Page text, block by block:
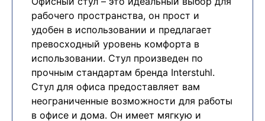
рабочего пространства, он прост и
удобен в использовании и предлагает
превосходный уровень комфорта в
использовании. Стул произведен по
прочным стандартам бренда Interstuhl.
Стул для офиса предоставляет вам
неограниченные возможности для работы
в офисе и дома. Он имеет мягкую и